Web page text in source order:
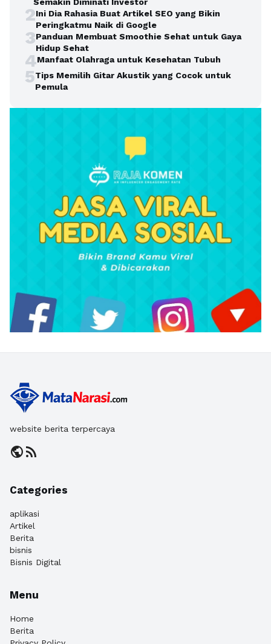
Semakin Diminati Investor
2Ini Dia Rahasia Buat Artikel SEO yang Bikin
Peringkatmu Naik di Google
3Panduan Membuat Smoothie Sehat untuk Gaya
Hidup Sehat
4Manfaat Olahraga untuk Kesehatan Tubuh
5Tips Memilih Gitar Akustik yang Cocok untuk
Pemula
website berita terpercaya
publicrss_feed
Categories
aplikasi
Artikel
Berita
bisnis
Bisnis Digital
Menu
Home
Berita